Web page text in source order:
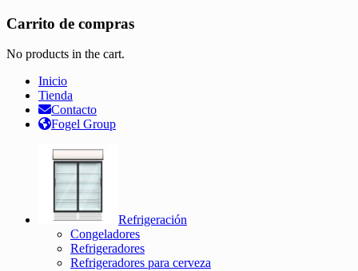
Carrito de compras
No products in the cart.
Inicio
Tienda
Contacto
Fogel Group
Refrigeración
Congeladores
Refrigeradores
Refrigeradores para cerveza